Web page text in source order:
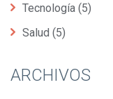
Tecnología (5)
Salud (5)
ARCHIVOS